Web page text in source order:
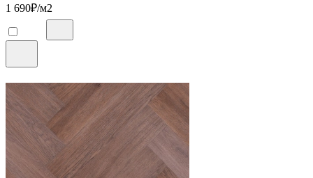
1 690₽/м2